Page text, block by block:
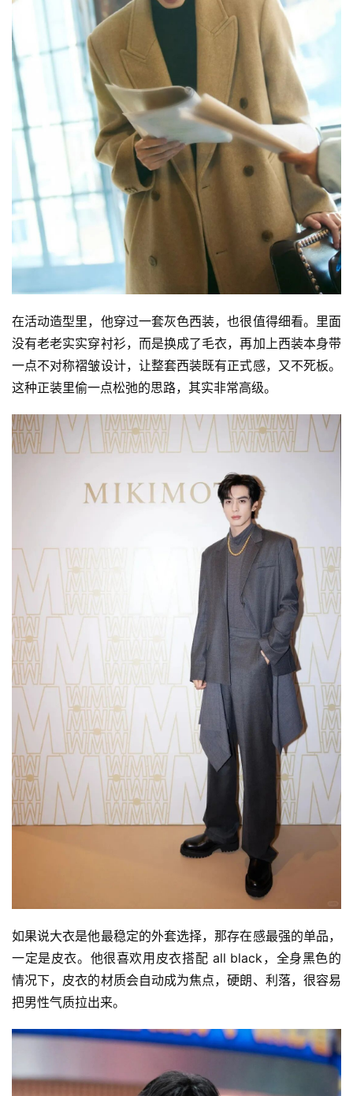
首
页
快
讯
公
司
科
技
在活动造型里，他穿过一套灰色西装，也很值得细看。里面
没有老老实实穿衬衫，而是换成了毛衣，再加上西装本身带
一点不对称褶皱设计，让整套西装既有正式感，又不死板。
这种正装里偷一点松弛的思路，其实非常高级。
如果说大衣是他最稳定的外套选择，那存在感最强的单品，
一定是皮衣。他很喜欢用皮衣搭配 all black，全身黑色的
情况下，皮衣的材质会自动成为焦点，硬朗、利落，很容易
把男性气质拉出来。